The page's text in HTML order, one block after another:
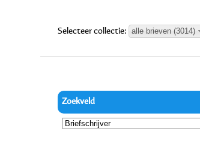
Selecteer collectie: alle brieven (3014)
Zoekveld